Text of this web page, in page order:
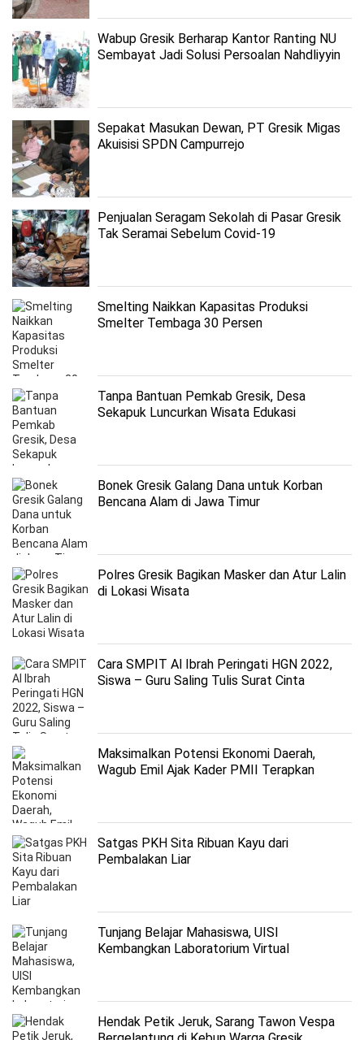
Wabup Gresik Berharap Kantor Ranting NU
Sembayat Jadi Solusi Persoalan Nahdliyyin
Sepakat Masukan Dewan, PT Gresik Migas
Akuisisi SPDN Campurrejo
Penjualan Seragam Sekolah di Pasar Gresik
Tak Seramai Sebelum Covid-19
Smelting Naikkan Kapasitas Produksi
Smelter Tembaga 30 Persen
Tanpa Bantuan Pemkab Gresik, Desa
Sekapuk Luncurkan Wisata Edukasi
Bonek Gresik Galang Dana untuk Korban
Bencana Alam di Jawa Timur
Polres Gresik Bagikan Masker dan Atur Lalin
di Lokasi Wisata
Cara SMPIT Al Ibrah Peringati HGN 2022,
Siswa – Guru Saling Tulis Surat Cinta
Maksimalkan Potensi Ekonomi Daerah,
Wagub Emil Ajak Kader PMII Terapkan
Satgas PKH Sita Ribuan Kayu dari
Pembalakan Liar
Tunjang Belajar Mahasiswa, UISI
Kembangkan Laboratorium Virtual
Hendak Petik Jeruk, Sarang Tawon Vespa